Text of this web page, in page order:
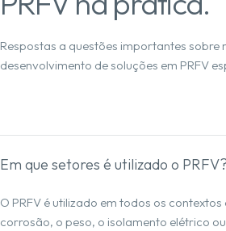
Respostas a questões importantes sobre
desenvolvimento de soluções em PRFV
Em que setores é utilizado o
O PRFV é utilizado em todos os contextos
corrosão, o peso, o isolamento elétrico